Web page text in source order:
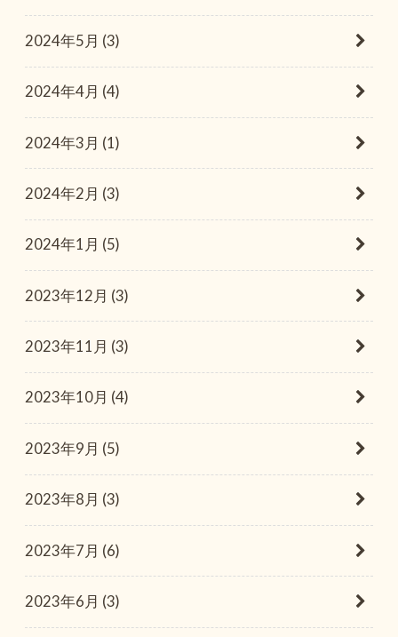
2024年5月 (3)
2024年4月 (4)
2024年3月 (1)
2024年2月 (3)
2024年1月 (5)
2023年12月 (3)
2023年11月 (3)
2023年10月 (4)
2023年9月 (5)
2023年8月 (3)
2023年7月 (6)
2023年6月 (3)